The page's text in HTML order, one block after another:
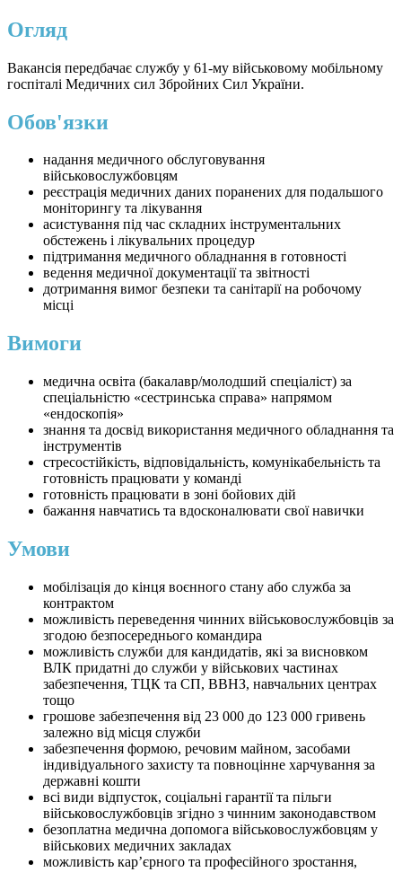
Огляд
Вакансія передбачає службу у 61-му військовому мобільному
госпіталі Медичних сил Збройних Сил України.
Обов'язки
надання медичного обслуговування
військовослужбовцям
реєстрація медичних даних поранених для подальшого
моніторингу та лікування
асистування під час складних інструментальних
обстежень і лікувальних процедур
підтримання медичного обладнання в готовності
ведення медичної документації та звітності
дотримання вимог безпеки та санітарії на робочому
місці
Вимоги
медична освіта (бакалавр/молодший спеціаліст) за
спеціальністю «сестринська справа» напрямом
«ендоскопія»
знання та досвід використання медичного обладнання та
інструментів
стресостійкість, відповідальність, комунікабельність та
готовність працювати у команді
готовність працювати в зоні бойових дій
бажання навчатись та вдосконалювати свої навички
Умови
мобілізація до кінця воєнного стану або служба за
контрактом
можливість переведення чинних військовослужбовців за
згодою безпосереднього командира
можливість служби для кандидатів, які за висновком
ВЛК придатні до служби у військових частинах
забезпечення, ТЦК та СП, ВВНЗ, навчальних центрах
тощо
грошове забезпечення від 23 000 до 123 000 гривень
залежно від місця служби
забезпечення формою, речовим майном, засобами
індивідуального захисту та повноцінне харчування за
державні кошти
всі види відпусток, соціальні гарантії та пільги
військовослужбовців згідно з чинним законодавством
безоплатна медична допомога військовослужбовцям у
військових медичних закладах
можливість кар’єрного та професійного зростання,